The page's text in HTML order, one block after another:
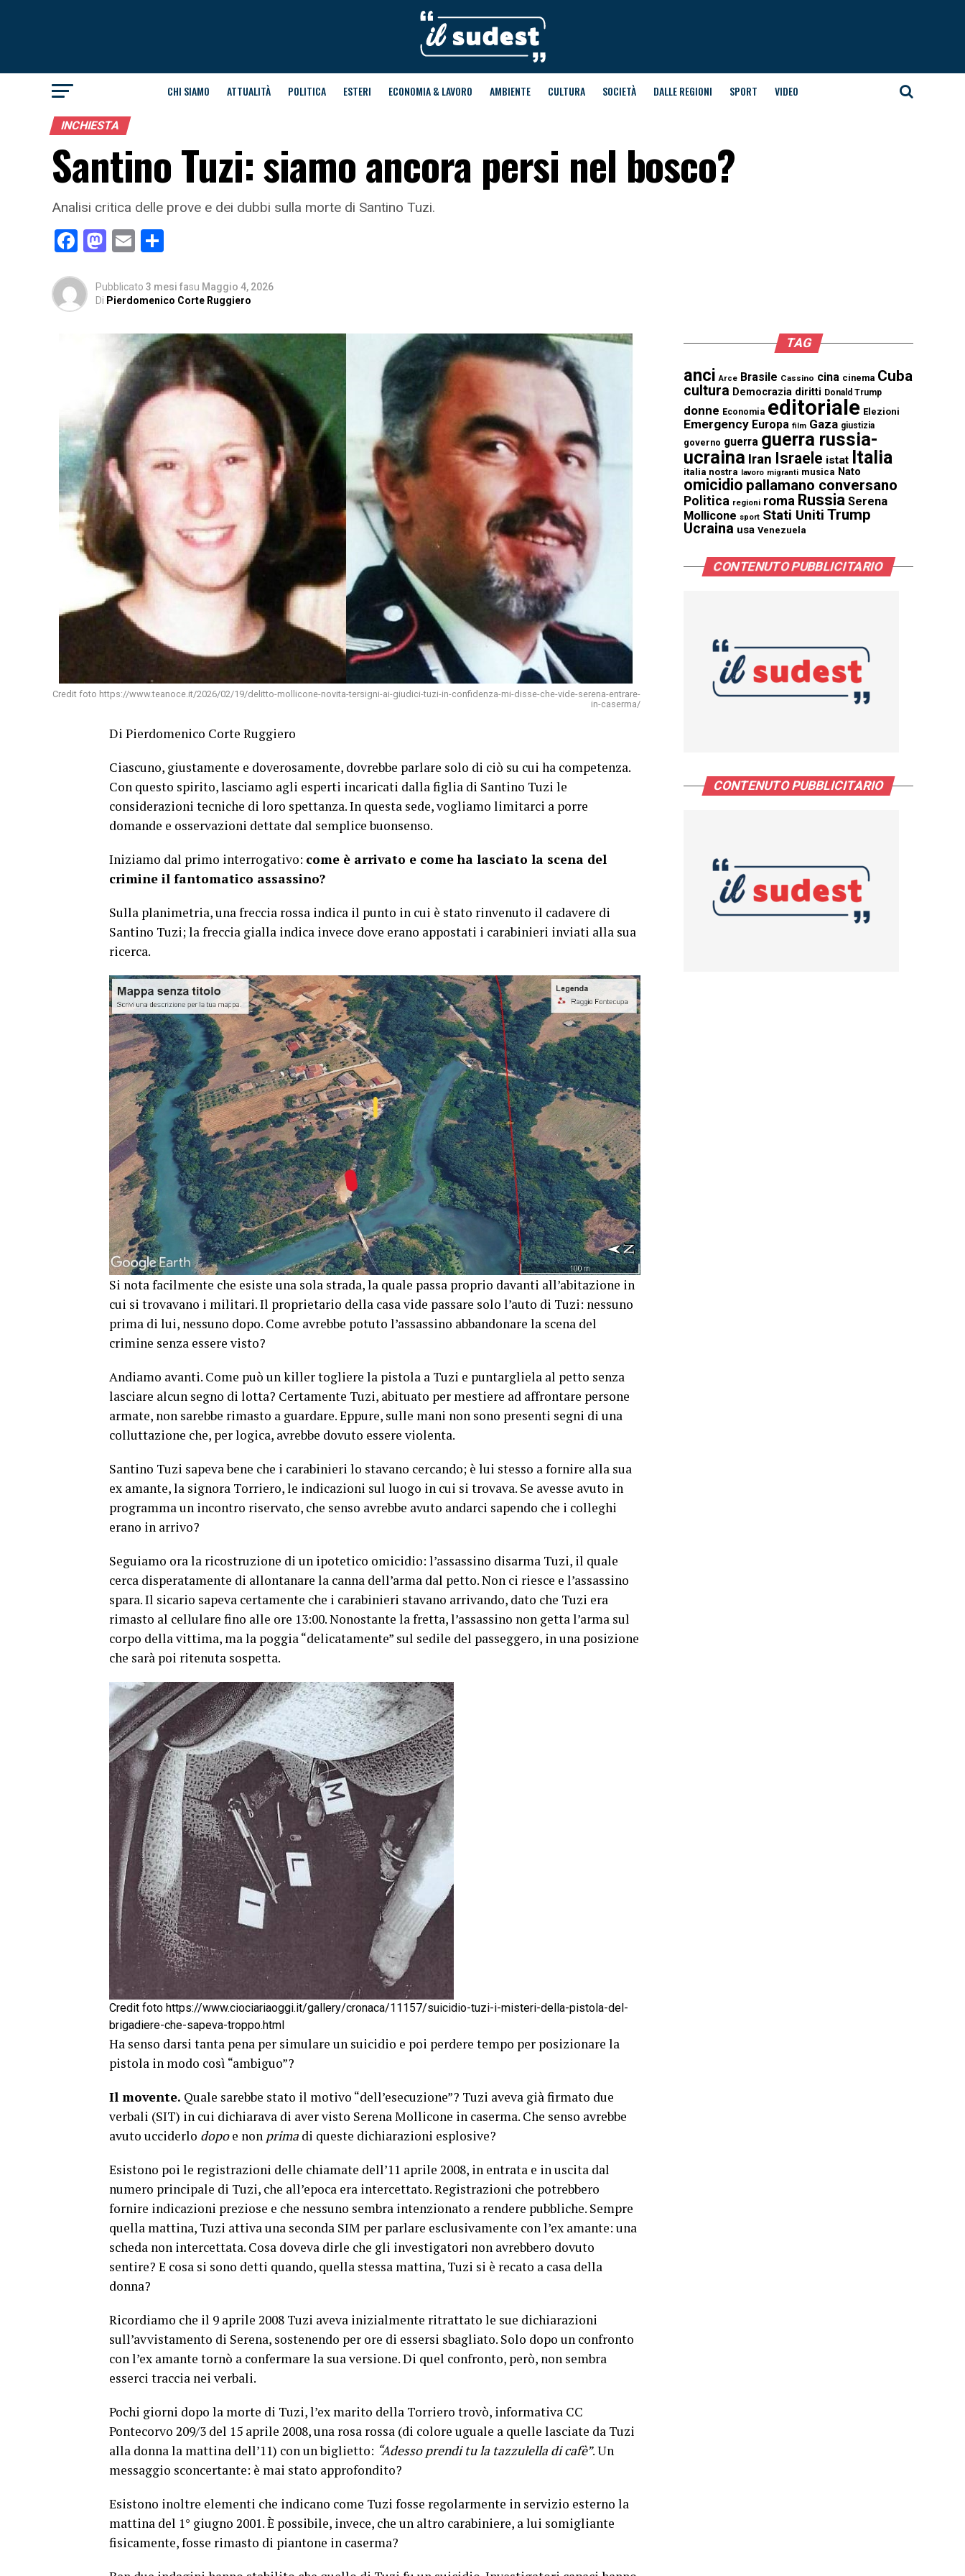
CHI SIAMO ATTUALITÀ POLITICA ESTERI ECONOMIA & LAVORO AMBIENTE CULTURA SOCIETÀ DALLE REGIONI SPORT VIDEO
INCHIESTA
Santino Tuzi: siamo ancora persi nel bosco?
Analisi critica delle prove e dei dubbi sulla morte di Santino Tuzi.
Facebook
Mastodon
Email
Pubblicato 3 mesi fasu Maggio 4, 2026
Di Pierdomenico Corte Ruggiero
Credit foto https://www.teanoce.it/2026/02/19/delitto-mollicone-novita-tersigni-ai-giudici-tuzi-in-confidenza-mi-disse-che-vide-serena-entrare-
in-caserma/
Di Pierdomenico Corte Ruggiero
Ciascuno, giustamente e doverosamente, dovrebbe parlare solo di ciò su cui ha competenza.
Con questo spirito, lasciamo agli esperti incaricati dalla figlia di Santino Tuzi le
considerazioni tecniche di loro spettanza. In questa sede, vogliamo limitarci a porre
domande e osservazioni dettate dal semplice buonsenso.
Iniziamo dal primo interrogativo: come è arrivato e come ha lasciato la scena del
crimine il fantomatico assassino?
Sulla planimetria, una freccia rossa indica il punto in cui è stato rinvenuto il cadavere di
Santino Tuzi; la freccia gialla indica invece dove erano appostati i carabinieri inviati alla sua
ricerca.
Si nota facilmente che esiste una sola strada, la quale passa proprio davanti all’abitazione in
cui si trovavano i militari. Il proprietario della casa vide passare solo l’auto di Tuzi: nessuno
prima di lui, nessuno dopo. Come avrebbe potuto l’assassino abbandonare la scena del
crimine senza essere visto?
Andiamo avanti. Come può un killer togliere la pistola a Tuzi e puntargliela al petto senza
lasciare alcun segno di lotta? Certamente Tuzi, abituato per mestiere ad affrontare persone
armate, non sarebbe rimasto a guardare. Eppure, sulle mani non sono presenti segni di una
colluttazione che, per logica, avrebbe dovuto essere violenta.
Santino Tuzi sapeva bene che i carabinieri lo stavano cercando; è lui stesso a fornire alla sua
ex amante, la signora Torriero, le indicazioni sul luogo in cui si trovava. Se avesse avuto in
programma un incontro riservato, che senso avrebbe avuto andarci sapendo che i colleghi
erano in arrivo?
Seguiamo ora la ricostruzione di un ipotetico omicidio: l’assassino disarma Tuzi, il quale
cerca disperatamente di allontanare la canna dell’arma dal petto. Non ci riesce e l’assassino
spara. Il sicario sapeva certamente che i carabinieri stavano arrivando, dato che Tuzi era
rimasto al cellulare fino alle ore 13:00. Nonostante la fretta, l’assassino non getta l’arma sul
corpo della vittima, ma la poggia “delicatamente” sul sedile del passeggero, in una posizione
che sarà poi ritenuta sospetta.
Credit foto https://www.ciociariaoggi.it/gallery/cronaca/11157/suicidio-tuzi-i-misteri-della-pistola-del-
brigadiere-che-sapeva-troppo.html
Ha senso darsi tanta pena per simulare un suicidio e poi perdere tempo per posizionare la
pistola in modo così “ambiguo”?
Il movente. Quale sarebbe stato il motivo “dell’esecuzione”? Tuzi aveva già firmato due
verbali (SIT) in cui dichiarava di aver visto Serena Mollicone in caserma. Che senso avrebbe
avuto ucciderlo dopoe non prima di queste dichiarazioni esplosive?
Esistono poi le registrazioni delle chiamate dell’11 aprile 2008, in entrata e in uscita dal
numero principale di Tuzi, che all’epoca era intercettato. Registrazioni che potrebbero
fornire indicazioni preziose e che nessuno sembra intenzionato a rendere pubbliche. Sempre
quella mattina, Tuzi attiva una seconda SIM per parlare esclusivamente con l’ex amante: una
scheda non intercettata. Cosa doveva dirle che gli investigatori non avrebbero dovuto
sentire? E cosa si sono detti quando, quella stessa mattina, Tuzi si è recato a casa della
donna?
Ricordiamo che il 9 aprile 2008 Tuzi aveva inizialmente ritrattato le sue dichiarazioni
sull’avvistamento di Serena, sostenendo per ore di essersi sbagliato. Solo dopo un confronto
con l’ex amante tornò a confermare la sua versione. Di quel confronto, però, non sembra
esserci traccia nei verbali.
Pochi giorni dopo la morte di Tuzi, l’ex marito della Torriero trovò, informativa CC
Pontecorvo 209/3 del 15 aprile 2008, una rosa rossa (di colore uguale a quelle lasciate da Tuzi
alla donna la mattina dell’11) con un biglietto: “Adesso prendi tu la tazzulella di cafè”. Un
messaggio sconcertante: è mai stato approfondito?
Esistono inoltre elementi che indicano come Tuzi fosse regolarmente in servizio esterno la
mattina del 1° giugno 2001. È possibile, invece, che un altro carabiniere, a lui somigliante
fisicamente, fosse rimasto di piantone in caserma?
TAG
anci Arce Brasile Cassino cina cinema Cuba
cultura Democrazia diritti Donald Trump
donne Economia editoriale Elezioni
Emergency Europa film Gaza giustizia
governo guerra guerra russia-
ucraina Iran Israele istat Italia
italia nostra lavoro migranti musica Nato
omicidio pallamano conversano
Politica regioni roma Russia Serena
Mollicone sport Stati Uniti Trump
Ucraina usa Venezuela
CONTENUTO PUBBLICITARIO
CONTENUTO PUBBLICITARIO